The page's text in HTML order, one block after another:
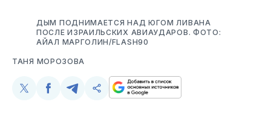
ДЫМ ПОДНИМАЕТСЯ НАД ЮГОМ ЛИВАНА
ПОСЛЕ ИЗРАИЛЬСКИХ АВИАУДАРОВ. ФОТО:
АЙАЛ МАРГОЛИН/FLASH90
ТАНЯ МОРОЗОВА
Поделиться
Поделиться
Поделиться
Скопируйте